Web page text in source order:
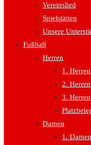
Vereinslied
Spielstätten
Unsere
Fußball
Herren
1. Herren
2. Herren
3. Herren
Damen
1. Damen